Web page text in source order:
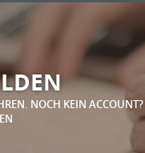
NOCH KEIN ACCOUNT?